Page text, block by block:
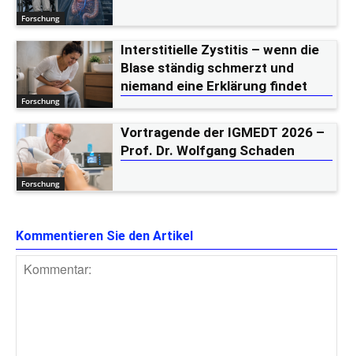
Forschung
Forschung
Interstitielle Zystitis – wenn die
Blase ständig schmerzt und
niemand eine Erklärung findet
Forschung
Vortragende der IGMEDT 2026 –
Prof. Dr. Wolfgang Schaden
Kommentieren Sie den Artikel